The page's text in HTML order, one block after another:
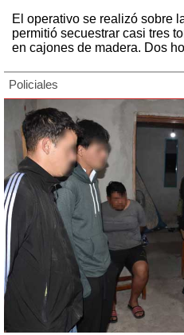
El operativo se realizó sobre
permitió secuestrar casi tres
en cajones de madera. Dos
Policiales